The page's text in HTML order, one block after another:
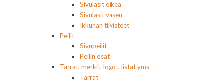
Sivulasit oikea
Sivulasit vasen
Ikkunan tiivisteet
Peilit
Sivupeilit
Peilin osat
Tarrat, merkit, logot, listat yms.
Tarrat